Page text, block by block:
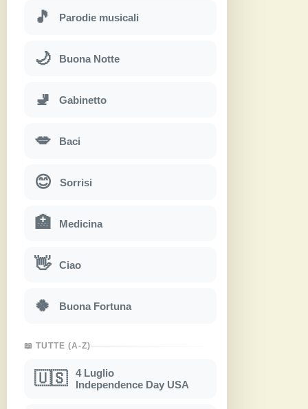
🎵 Parodie musicali
🌙 Buona Notte
🚽 Gabinetto
💋 Baci
😊 Sorrisi
🏥 Medicina
👋 Ciao
🍀 Buona Fortuna
📖 TUTTE (A-Z)
🇺🇸
4 Luglio
Independence Day USA